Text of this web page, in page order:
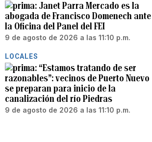
Janet Parra Mercado es la
abogada de Francisco Domenech ante
la Oficina del Panel del FEI
9 de agosto de 2026 a las 11:10 p.m.
LOCALES
“Estamos tratando de ser
razonables”: vecinos de Puerto Nuevo
se preparan para inicio de la
canalización del río Piedras
9 de agosto de 2026 a las 11:10 p.m.